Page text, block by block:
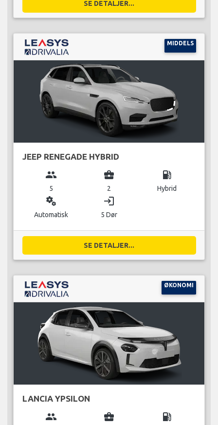
SE DETALJER...
MIDDELS
JEEP RENEGADE HYBRID
group
5
business_center
2
local_gas_station
Hybrid
miscellaneous_services
Automatisk
login
5 Dør
SE DETALJER...
ØKONOMI
LANCIA YPSILON
group business_center local_gas_station